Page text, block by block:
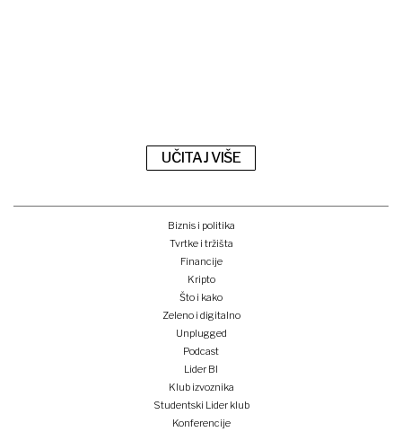
UČITAJ VIŠE
Biznis i politika
Tvrtke i tržišta
Financije
Kripto
Što i kako
Zeleno i digitalno
Unplugged
Podcast
Lider BI
Klub izvoznika
Studentski Lider klub
Konferencije